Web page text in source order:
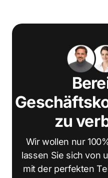
zu
Wir wollen nur
lassen Sie sich von
mit der perfekten